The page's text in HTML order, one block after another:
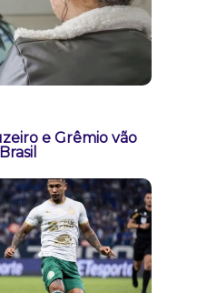
e Grêmio vão